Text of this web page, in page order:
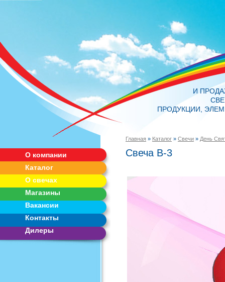
Свеча В-3
Главная » Каталог » Свечи » День
О компании
Каталог
О свечах
Магазины
Вакансии
Контакты
Дилеры
И
ПРОДУКЦИИ,